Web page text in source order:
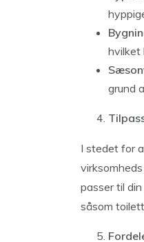
hvilket
grund
I stedet for
passer til
såsom